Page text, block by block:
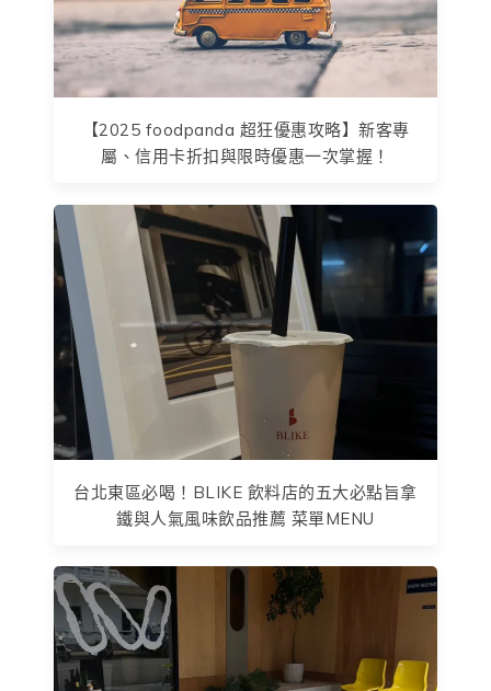
【2025 foodpanda 超狂優惠攻略】新客專
屬、信用卡折扣與限時優惠一次掌握！
台北東區必喝！BLIKE 飲料店的五大必點旨拿
鐵與人氣風味飲品推薦 菜單MENU